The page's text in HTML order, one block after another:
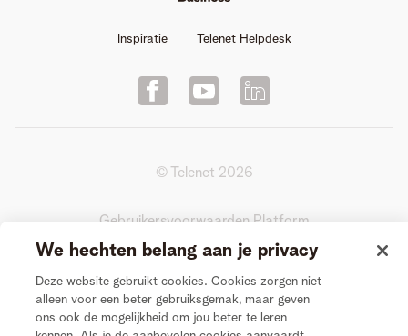
Inspiratie Telenet Helpdesk
© Telenet 2026
Gebruikersvoorwaarden Platform
Privacy
We hechten belang aan je privacy
Deze website gebruikt cookies. Cookies zorgen niet
alleen voor een beter gebruiksgemak, maar geven
ons ook de mogelijkheid om jou beter te leren